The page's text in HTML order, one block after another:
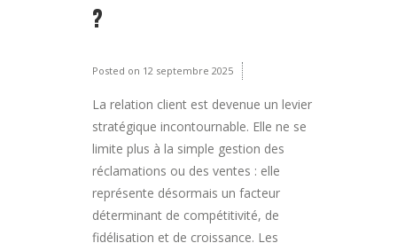
?
Posted on 12 septembre 2025
La relation client est devenue un levier
stratégique incontournable. Elle ne se
limite plus à la simple gestion des
réclamations ou des ventes : elle
représente désormais un facteur
déterminant de compétitivité, de
fidélisation et de croissance. Les